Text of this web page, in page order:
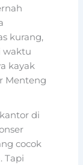
kurang,
waktu
kayak
Menteng
di
cocok
Tapi